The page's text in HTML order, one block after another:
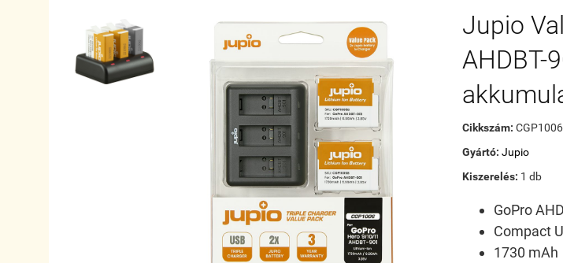
Jupio
AHDBT-
Cikkszám: CGP1006
Gyártó: Jupio
Kiszerelés: 1 db
GoPro
Compact
1730 mAh